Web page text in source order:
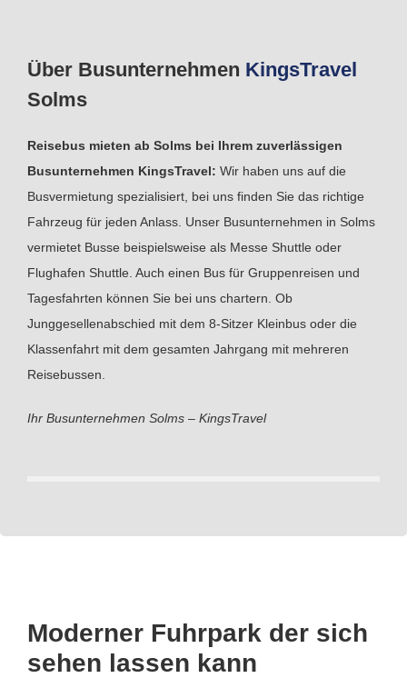
Über Busunternehmen KingsTravel
Solms
Reisebus mieten ab Solms bei Ihrem zuverlässigen
Busunternehmen KingsTravel: Wir haben uns auf die
Busvermietung spezialisiert, bei uns finden Sie das richtige
Fahrzeug für jeden Anlass. Unser Busunternehmen in Solms
vermietet Busse beispielsweise als Messe Shuttle oder
Flughafen Shuttle. Auch einen Bus für Gruppenreisen und
Tagesfahrten können Sie bei uns chartern. Ob
Junggesellenabschied mit dem 8-Sitzer Kleinbus oder die
Klassenfahrt mit dem gesamten Jahrgang mit mehreren
Reisebussen.
Ihr Busunternehmen Solms – KingsTravel
Moderner Fuhrpark der sich
sehen lassen kann